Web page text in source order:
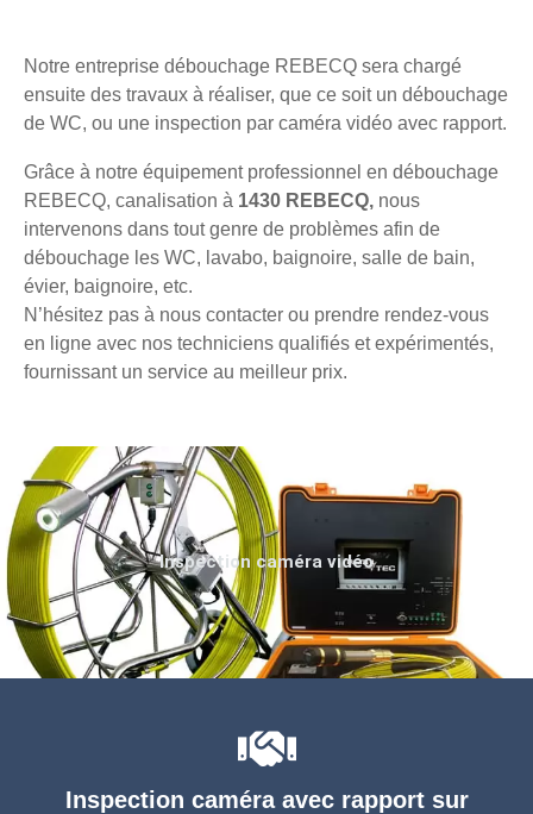
Notre entreprise débouchage REBECQ sera chargé
ensuite des travaux à réaliser, que ce soit un débouchage
de WC, ou une inspection par caméra vidéo avec rapport.
Grâce à notre équipement professionnel en débouchage
REBECQ, canalisation à 1430 REBECQ, nous
intervenons dans tout genre de problèmes afin de
débouchage les WC, lavabo, baignoire, salle de bain,
évier, baignoire, etc.
N’hésitez pas à nous contacter ou prendre rendez-vous
en ligne avec nos techniciens qualifiés et expérimentés,
fournissant un service au meilleur prix.
Inspection caméra avec rapport sur
Inspection caméra vidéo